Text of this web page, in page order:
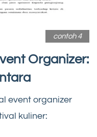
contoh 4
Organizer:
event organizer
kuliner: